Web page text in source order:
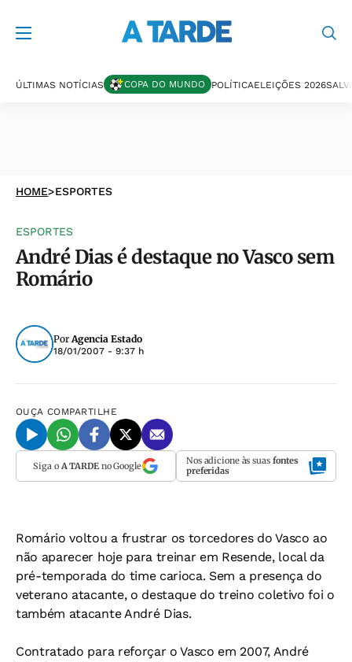
ÚLTIMAS NOTÍCIAS COPA DO MUNDO POLÍTICAELEIÇÕES 2026
HOME>ESPORTES
ESPORTES
André Dias é destaque no Vasco sem
Romário
PorAgencia Estado
18/01/2007 - 9:37 h
OUÇA COMPARTILHE
Siga o A TARDEno Google Nos adicione às suas fontes
preferidas
Romário voltou a frustrar os torcedores do Vasco ao
não aparecer hoje para treinar em Resende, local da
pré-temporada do time carioca. Sem a presença do
veterano atacante, o destaque do treino coletivo foi o
também atacante André Dias.
Contratado para reforçar o Vasco em 2007, André